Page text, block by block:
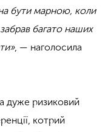
бути марною, коли
багато наших
, — наголосила
дуже ризиковий
котрий